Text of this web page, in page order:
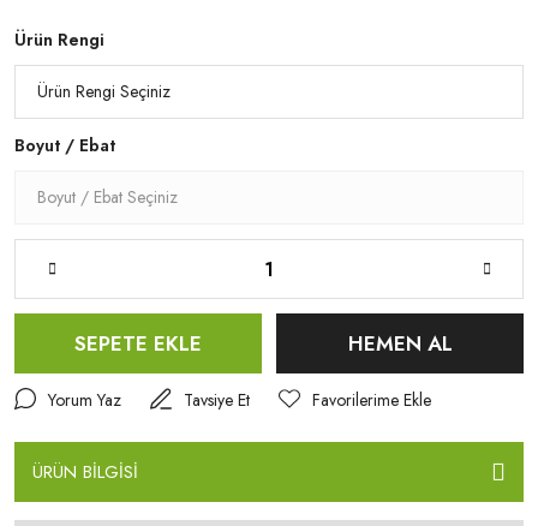
Ürün Rengi
Boyut / Ebat
SEPETE EKLE HEMEN AL
Yorum Yaz Tavsiye Et
ÜRÜN BİLGİSİ